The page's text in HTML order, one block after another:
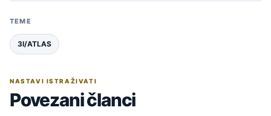
TEME
3I/ATLAS
NASTAVI ISTRAŽIVATI
Povezani članci